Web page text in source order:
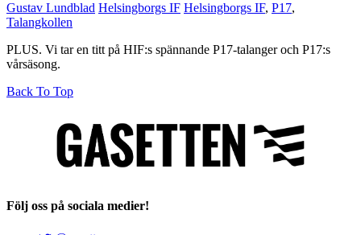
Gustav Lundblad Helsingborgs IF Helsingborgs IF, P17,
Talangkollen
PLUS. Vi tar en titt på HIF:s spännande P17-talanger och P17:s
vårsäsong.
Back To Top
Följ oss på sociala medier!